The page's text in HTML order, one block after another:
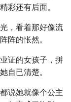
彩还有后面。
，看着那好像流
阵的怅然。
证的女孩子，拼
自已清楚。
说她就像个公主